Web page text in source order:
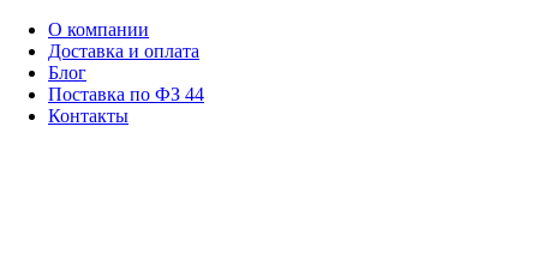
О компании
Доставка и оплата
Блог
Поставка по ФЗ 44
Контакты